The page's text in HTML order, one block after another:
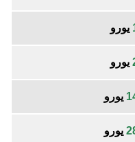
يورو
يورو
يورو
يورو